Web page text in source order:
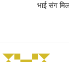
भाई संग